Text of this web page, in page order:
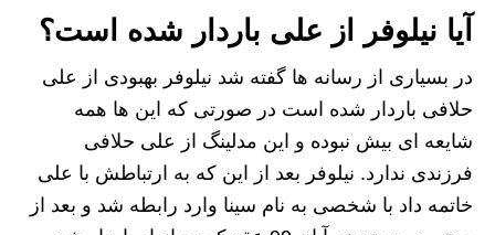
آیا نیلوفر از علی باردار شده است؟
در بسیاری از رسانه ها گفته شد نیلوفر بهبودی از علی
حلافی باردار شده است در صورتی که این ها همه
شایعه ای بیش نبوده و این مدلینگ از علی حلافی
فرزندی ندارد. نیلوفر بعد از این که به ارتباطش با علی
خاتمه داد با شخصی به نام سینا وارد رابطه شد و بعد از